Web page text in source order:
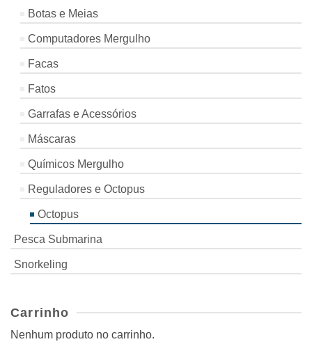
Botas e Meias
Computadores Mergulho
Facas
Fatos
Garrafas e Acessórios
Máscaras
Químicos Mergulho
Reguladores e Octopus
Octopus
Pesca Submarina
Snorkeling
Carrinho
Nenhum produto no carrinho.